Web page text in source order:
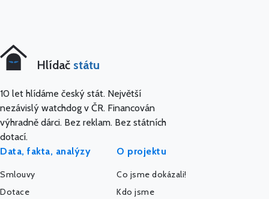
Hlídač státu
10 let hlídáme český stát. Největší
nezávislý watchdog v ČR. Financován
výhradně dárci. Bez reklam. Bez státních
dotací.
Data, fakta, analýzy
Smlouvy
Dotace
O projektu
Co jsme dokázali!
Kdo jsme